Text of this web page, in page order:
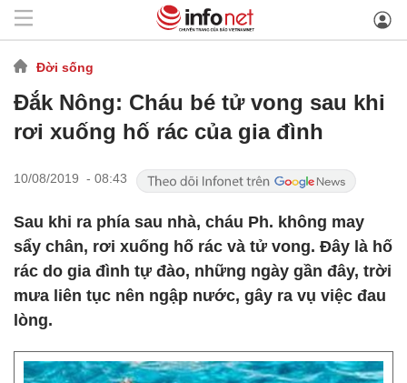
Đời sống
Đắk Nông: Cháu bé tử vong sau khi
rơi xuống hố rác của gia đình
10/08/2019 - 08:43
Sau khi ra phía sau nhà, cháu Ph. không may
sẩy chân, rơi xuống hố rác và tử vong. Đây là hố
rác do gia đình tự đào, những ngày gần đây, trời
mưa liên tục nên ngập nước, gây ra vụ việc đau
lòng.